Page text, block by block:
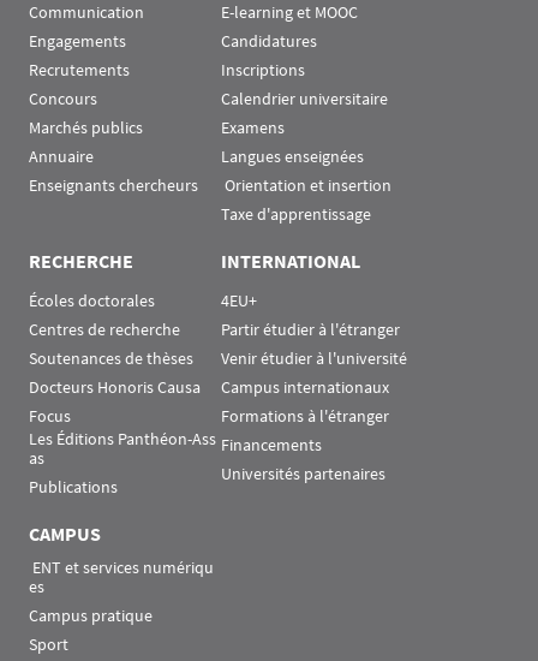
Communication
Engagements
Recrutements
Concours
Marchés publics
Annuaire
Enseignants chercheurs
E-learning et MOOC
Candidatures
Inscriptions
Calendrier universitaire
Examens
Langues enseignées
Orientation et insertion
Taxe d'apprentissage
RECHERCHE
Écoles doctorales
Centres de recherche
Soutenances de thèses
Docteurs Honoris Causa
Focus
Les Éditions Panthéon-Ass
as
Publications
INTERNATIONAL
4EU+
Partir étudier à l'étranger
Venir étudier à l'université
Campus internationaux
Formations à l'étranger
Financements
Universités partenaires
CAMPUS
es
Campus pratique
Sport